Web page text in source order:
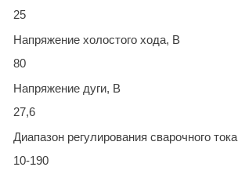
25
Напряжение холостого хода, В
80
Напряжение дуги, В
27,6
Диапазон регулирования сварочного тока
10-190